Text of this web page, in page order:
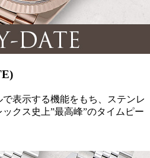
表示する機能をもち、ステンレ
クス史上”最高峰”のタイムピー